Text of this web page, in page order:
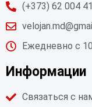
(+373) 62 004
Ежедневно с
Информации
Связаться с